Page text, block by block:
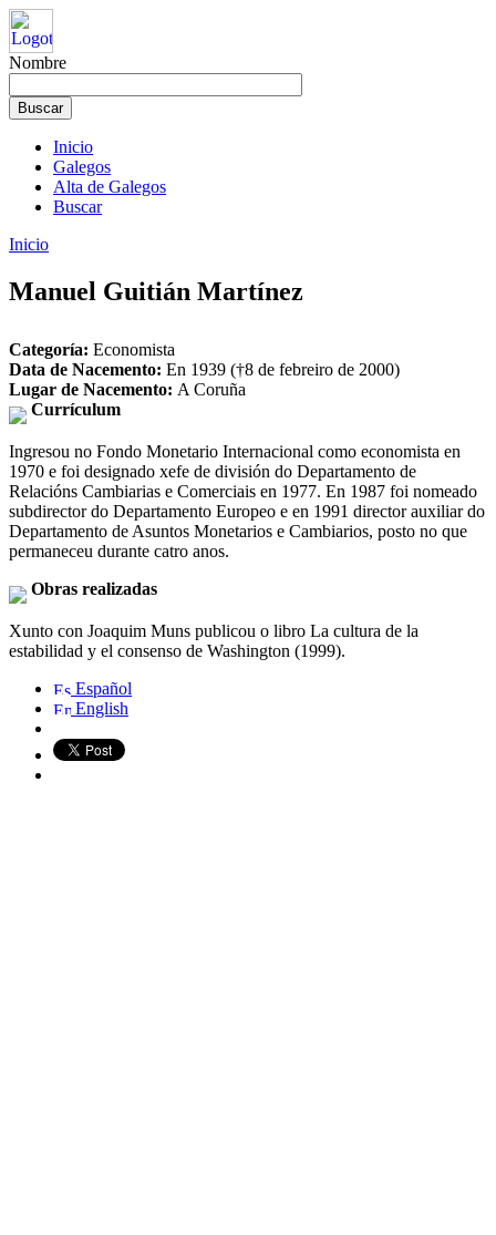
Nombre
Inicio
Galegos
Alta de Galegos
Buscar
Inicio
Manuel Guitián Martínez
Categoría: Economista
Data de Nacemento: En 1939 (†8 de febreiro de 2000)
Lugar de Nacemento: A Coruña
Currículum
Ingresou no Fondo Monetario Internacional como economista en
1970 e foi designado xefe de división do Departamento de
Relacións Cambiarias e Comerciais en 1977. En 1987 foi nomeado
subdirector do Departamento Europeo e en 1991 director auxiliar do
Departamento de Asuntos Monetarios e Cambiarios, posto no que
permaneceu durante catro anos.
Obras realizadas
Xunto con Joaquim Muns publicou o libro La cultura de la
estabilidad y el consenso de Washington (1999).
Español
English